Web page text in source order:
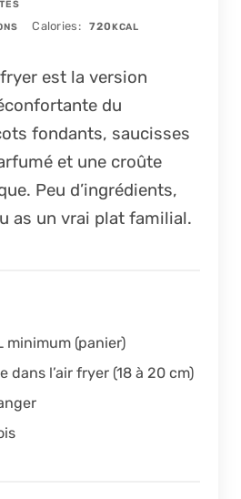
Calories 720KCAL
est la version
du
fondants, saucisses
et une croûte
Peu d’ingrédients,
as un vrai plat familial.
minimum (panier)
dans l’air fryer (18 à 20 cm)